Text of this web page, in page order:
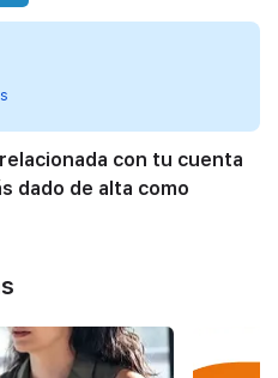
con tu cuenta
dado de alta como